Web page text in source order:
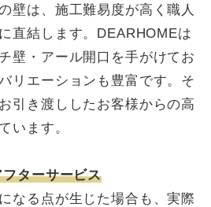
壁は、施工難易度が高く職人
直結します。DEARHOMEは
壁・アール開口を手がけてお
リエーションも豊富です。そ
引き渡ししたお客様からの高
います。
ターサービス
なる点が生じた場合も、実際